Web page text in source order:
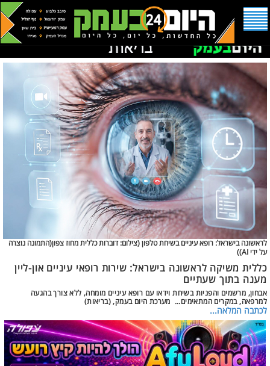
לראשונה בישראל: רופא עיניים בשיחת טלפון (צילום: דוברות כללית מחוז צפון(התמונה נוצרה
על ידי AI))
כללית משיקה לראשונה בישראל: שירות רופאי עיניים און-ליין
מענה בתוך שעתיים
אבחון, מרשמים והפניות בשיחת וידאו עם רופא עיניים מומחה, ללא צורך בהגעה
למרפאה, במקרים המתאימים... מערכת היום בעמק, (בריאות)
לכתבה המלאה...